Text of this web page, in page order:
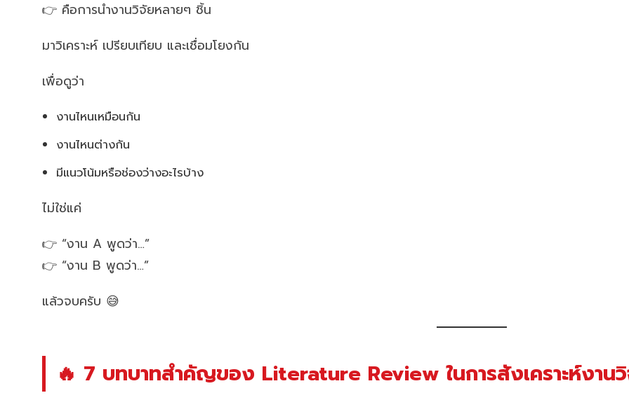
👉 คือการนำงานวิจัยหลายๆ ชิ้น
มาวิเคราะห์ เปรียบเทียบ และเชื่อมโยงกัน
เพื่อดูว่า
งานไหนเหมือนกัน
งานไหนต่างกัน
มีแนวโน้มหรือช่องว่างอะไรบ้าง
ไม่ใช่แค่
👉 “งาน A พูดว่า…”
👉 “งาน B พูดว่า…”
แล้วจบครับ 😅
🔥 7 บทบาทสำคัญของ Literature Review ในการสังเคราะห์งาน